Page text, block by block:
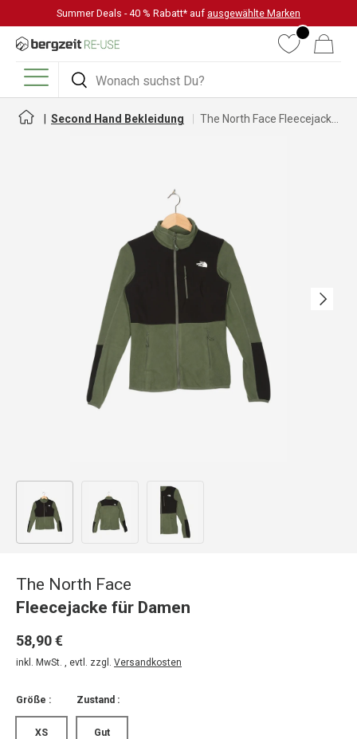
DIREKT ZUM INHALT
Summer Deals - 40 % Rabatt* auf ausgewählte Marken
Suchen
Suchen
WunschlisteWarenkorb
Menü
Second Hand Bekleidung
Nächste
Bild 1 in Galerieansicht laden
The North Face
Fleecejacke für Damen
58,90 €
inkl. MwSt. , evtl. zzgl. Versandkosten
Größe :
XS
Zustand :
Gut